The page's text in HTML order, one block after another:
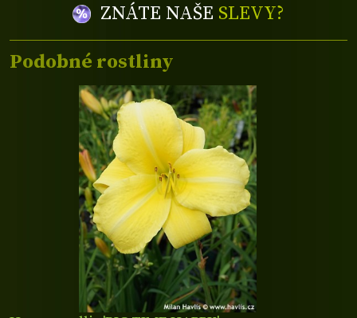
ZNÁTE NAŠE SLEVY?
Podobné rostliny